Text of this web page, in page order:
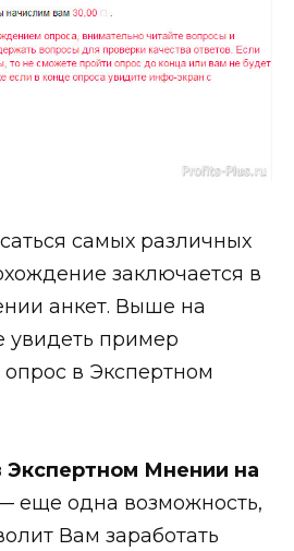
самых различных
заключается в
анкет. Выше на
увидеть пример
в Экспертном
Экспертном Мнении на
еще одна возможность,
Вам заработать